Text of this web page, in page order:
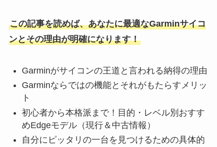
この記事を読めば、あなたに最適なGarminサイコ
ンとその理由が明確になります！
Garminがサイコンの王道と言われる納得の理由
Garminならではの機能とそれがもたらすメリッ
ト
初心者から本格派まで！目的・レベル別おすす
めEdgeモデル（現行＆中古情報）
自分にピッタリの一台を見つけるための具体的